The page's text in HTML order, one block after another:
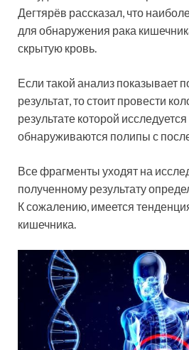
Дегтярёв рассказал, что
для обнаружения рака
скрытую кровь.
Если такой анализ показывает
результат, то стоит провести
результате которой
обнаруживаются полипы с
Все фрагменты уходят на
полученному результату
К сожалению, имеется
кишечника.